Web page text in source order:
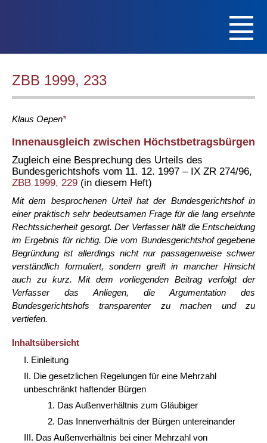
ZBB 1999, 233
Klaus Oepen*
Innenausgleich zwischen Höchstbetragsbürgen
Zugleich eine Besprechung des Urteils des
Bundesgerichtshofs vom 11. 12. 1997 – IX ZR 274/96,
ZBB 1999, 229 (in diesem Heft)
Mit dem besprochenen Urteil hat der Bundesgerichtshof in
einer praktisch sehr bedeutsamen Frage für die lang ersehnte
Rechtssicherheit gesorgt. Der Verfasser hält die Entscheidung
im Ergebnis für richtig. Die vom Bundesgerichtshof gegebene
Begründung ist allerdings nicht nur passagenweise schwer
verständlich formuliert, sondern greift in mancher Hinsicht
auch zu kurz. Mit dem vorliegenden Beitrag verfolgt der
Verfasser das Anliegen, die Argumentation des
Bundesgerichtshofs transparenter zu machen und zu
vertiefen.
Inhaltsübersicht
I. Einleitung
II. Die gesetzlichen Regelungen für eine Mehrzahl
unbeschränkt haftender Bürgen
1. Das Außenverhältnis zum Gläubiger
2. Das Innenverhältnis der Bürgen untereinander
III. Das Außenverhältnis bei einer Mehrzahl von